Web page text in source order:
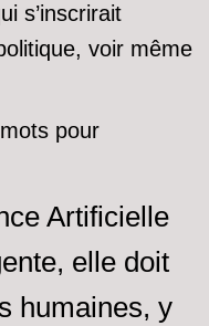
s’inscrirait
voir même
pour
Artificielle
elle doit
humaines, y